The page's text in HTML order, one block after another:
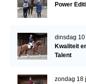
Power
dinsdag 10
Kwaliteit
Talent
zondag 18